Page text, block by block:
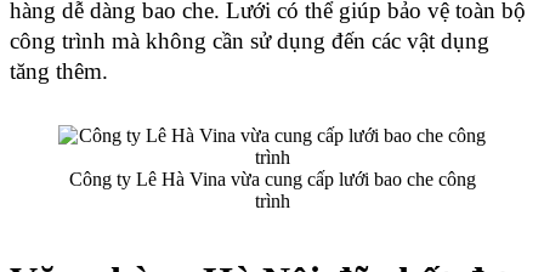
hàng dễ dàng bao che. Lưới có thể giúp bảo vệ toàn bộ
công trình mà không cần sử dụng đến các vật dụng
tăng thêm.
Công ty Lê Hà Vina vừa cung cấp lưới bao che công
trình